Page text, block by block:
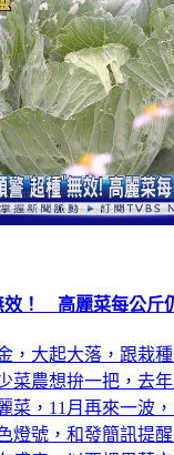
效！ 高麗菜每公斤
，大起大落，跟栽
菜農想拚一把，去
菜，11月再來一波
燈號，和發簡訊提